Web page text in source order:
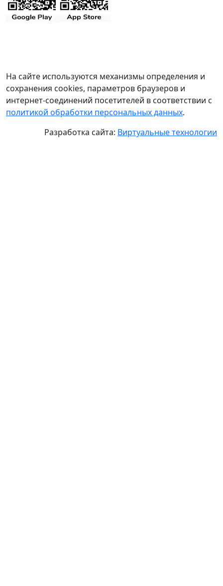
На сайте используются механизмы определения и
сохранения cookies, параметров браузеров и
интернет-соединений посетителей в соответствии с
политикой обработки персональных данных.
Разработка сайта: Виртуальные технологии